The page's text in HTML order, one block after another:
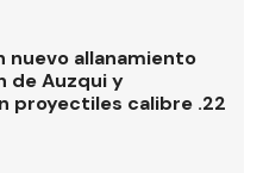
nuevo allanamiento
de Auzqui y
proyectiles calibre .22